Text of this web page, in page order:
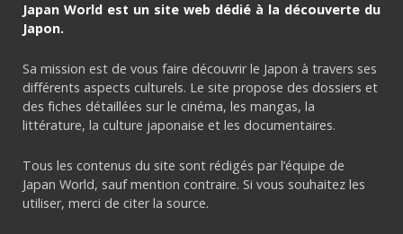
Japan World est un site web dédié à la découverte du
Japon.
Sa mission est de vous faire découvrir le Japon à travers ses
différents aspects culturels. Le site propose des dossiers et
des fiches détaillées sur le cinéma, les mangas, la
littérature, la culture japonaise et les documentaires.
Tous les contenus du site sont rédigés par l’équipe de
Japan World, sauf mention contraire. Si vous souhaitez les
utiliser, merci de citer la source.